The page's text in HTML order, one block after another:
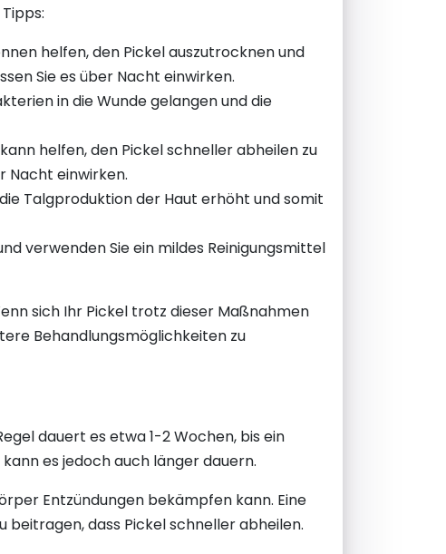
helfen, den Pickel auszutrocknen und
Sie es über Nacht einwirken.
in die Wunde gelangen und die
helfen, den Pickel schneller abheilen zu
Nacht einwirken.
Talgproduktion der Haut erhöht und somit
verwenden Sie ein mildes Reinigungsmittel
sich Ihr Pickel trotz dieser Maßnahmen
Behandlungsmöglichkeiten zu
dauert es etwa 1-2 Wochen, bis ein
es jedoch auch länger dauern.
Entzündungen bekämpfen kann. Eine
beitragen, dass Pickel schneller abheilen.